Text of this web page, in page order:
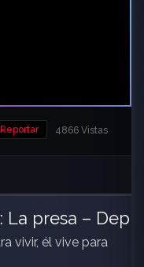
4866 Vistas
Reportar
La presa –
vivir, él vive para